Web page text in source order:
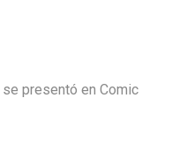
se presentó en Comic